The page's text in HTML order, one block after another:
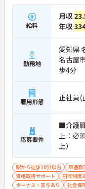
給料
月収
年収
勤務地
愛知県
名古屋
歩4分
雇用形態 正社員(
応募要件
■介護
上：必
上）
駅から徒歩10分以内 車通勤
資格取得サポート
研修制度
ボーナス・賞与あり
社会保